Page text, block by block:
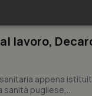
lavoro,
sanitaria appena
pugliese,...
Statistici